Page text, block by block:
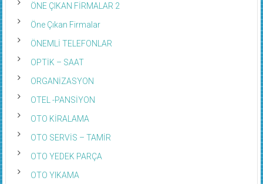
ÖNE ÇIKAN FİRMALAR 2
Öne Çıkan Firmalar
ÖNEMLİ TELEFONLAR
OPTİK – SAAT
ORGANİZASYON
OTEL -PANSİYON
OTO KİRALAMA
OTO SERVİS – TAMİR
OTO YEDEK PARÇA
OTO YIKAMA